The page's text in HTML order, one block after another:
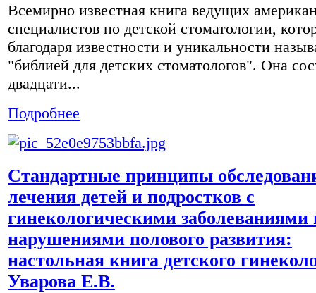
Всемирно известная книга ведущих
специалистов по детской стоматологии,
благодаря известности и уникальности
"библией для детских стоматологов". Она
двадцати...
Подробнее
Стандартные принципы
лечения детей и подростков с
гинекологическими заболеваниями
нарушениями полового развития:
настольная книга детского
Уварова Е.В.